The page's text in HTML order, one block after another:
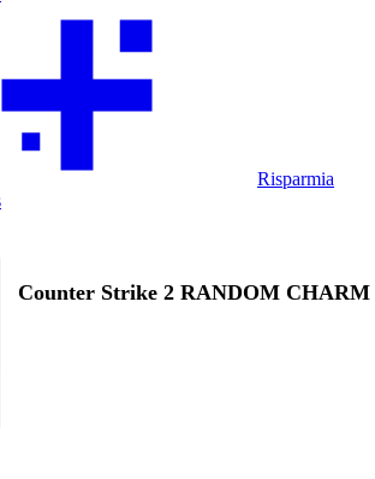
Risparmia
Counter Strike 2 RANDOM CHARM